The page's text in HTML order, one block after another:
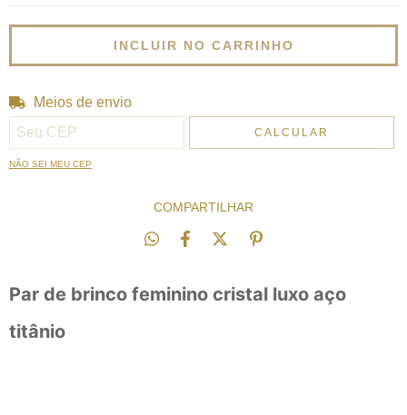
Entregas para o CEP:
Meios de envio
CALCULAR
NÃO SEI MEU CEP
COMPARTILHAR
Par de brinco feminino cristal luxo aço
titânio